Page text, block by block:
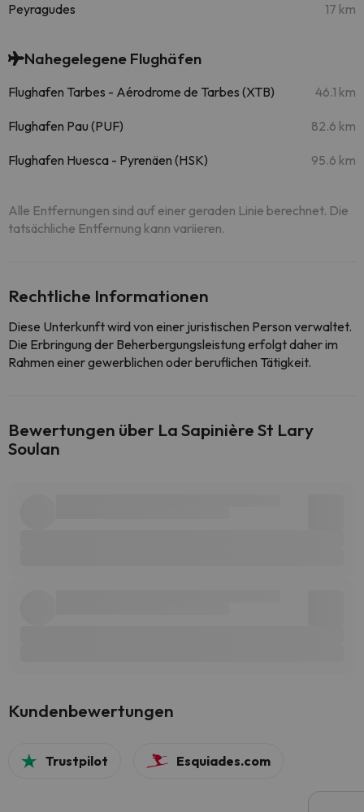
Peyragudes 17 km
Nahegelegene Flughäfen
Flughafen Tarbes - Aérodrome de Tarbes (XTB) 46.1 km
Flughafen Pau (PUF) 82.6 km
Flughafen Huesca - Pyrenäen (HSK) 95.6 km
Alle Entfernungen sind auf einer geraden Linie berechnet. Die
tatsächliche Entfernung kann variieren.
Rechtliche Informationen
Diese Unterkunft wird von einer juristischen Person verwaltet.
Die Erbringung der Beherbergungsleistung erfolgt daher im
Rahmen einer gewerblichen oder beruflichen Tätigkeit.
Bewertungen über La Sapinière St Lary
Soulan
Kundenbewertungen
Trustpilot Esquiades.com